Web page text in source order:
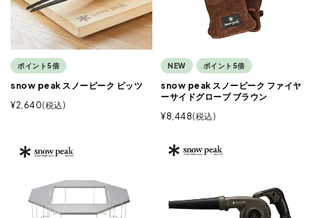
ポイント5倍
snow peak スノーピーク ピッツ
¥2,640 税込
NEW ポイント5倍
snow peak スノーピーク ファイヤ
ーサイドグローブ ブラウン
¥8,448 税込